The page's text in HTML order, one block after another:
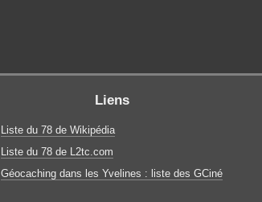
Liens
Liste du 78 de Wikipédia
Liste du 78 de L2tc.com
Géocaching dans les Yvelines : liste des GCiné